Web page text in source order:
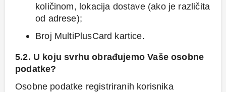
količinom, lokacija dostave (ako je različita
od adrese);
Broj MultiPlusCard kartice.
5.2. U koju svrhu obrađujemo Vaše osobne
podatke?
Osobne podatke registriranih korisnika